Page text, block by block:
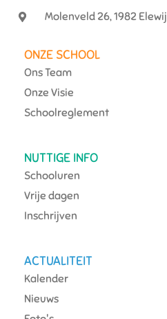
Molenveld 26, 1982
ONZE SCHOOL
Ons Team
Onze Visie
Schoolreglement
NUTTIGE INFO
Schooluren
Vrije dagen
Inschrijven
ACTUALITEIT
Kalender
Nieuws